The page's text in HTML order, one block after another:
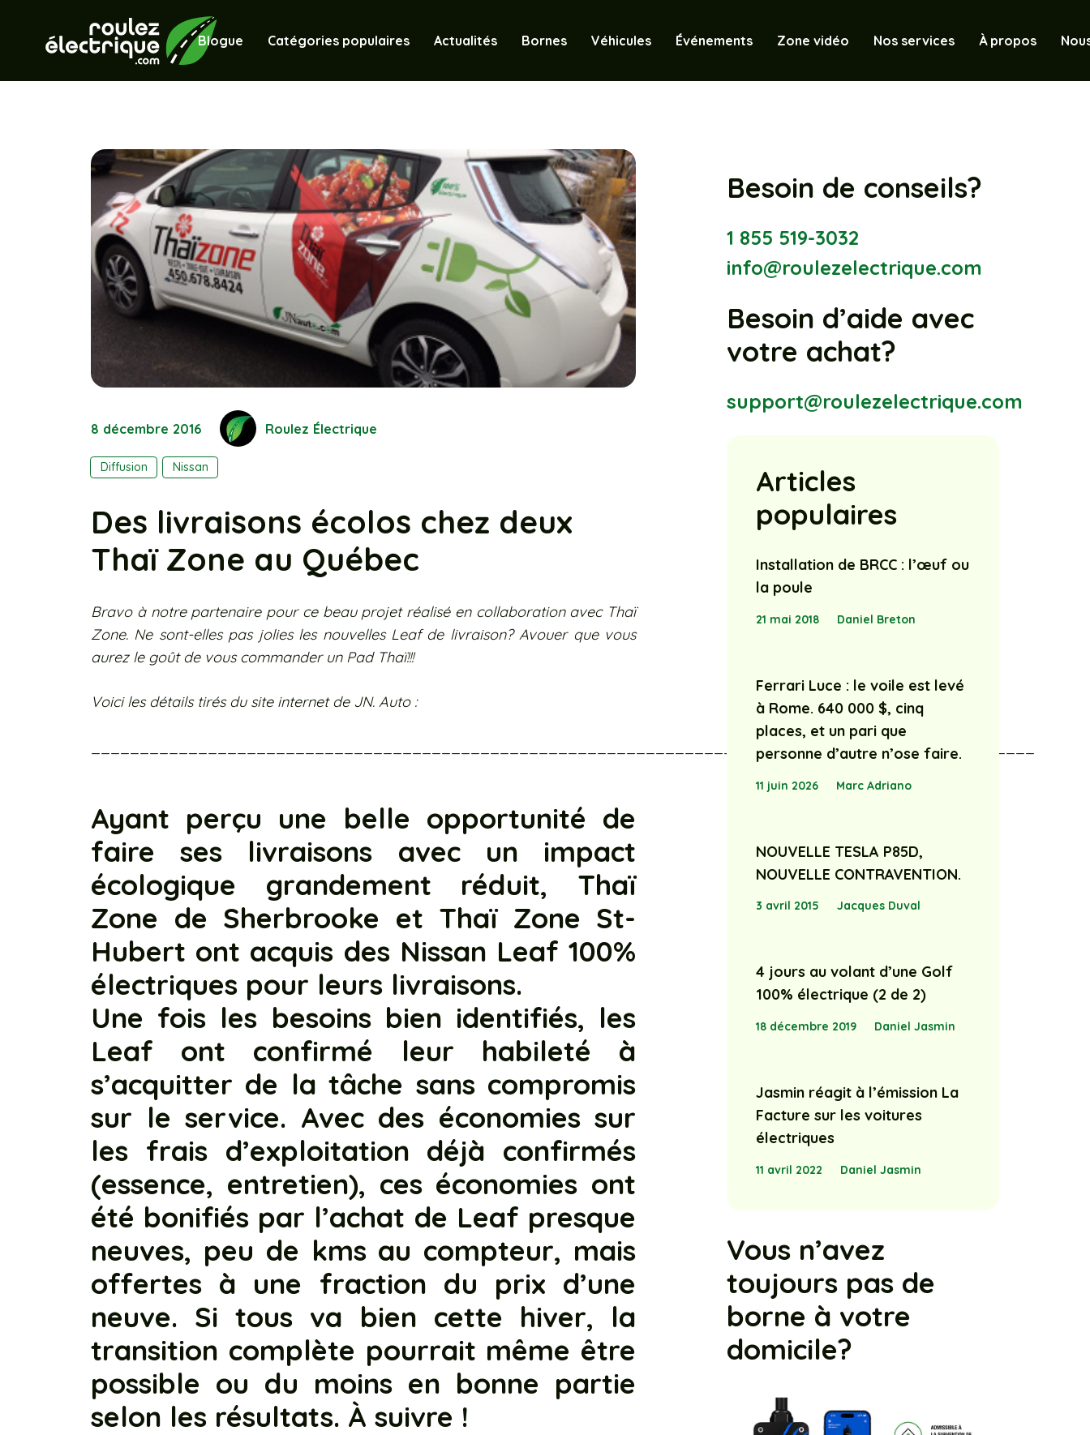
Blogue Catégories populaires Actualités Bornes Véhicules Événements Zone vidéo Nos services À propos
8 décembre 2016 Roulez Électrique
Diffusion Nissan
Des livraisons écolos chez deux
Thaï Zone au Québec
Bravo à notre partenaire pour ce beau projet réalisé en collaboration avec Thaï
Zone. Ne sont-elles pas jolies les nouvelles Leaf de livraison? Avouer que vous
aurez le goût de vous commander un Pad Thaï!!!
Voici les détails tirés du site internet de JN. Auto :
_________________________________________________________________________________________________
Ayant perçu une belle opportunité de
faire ses livraisons avec un impact
écologique grandement réduit, Thaï
Zone de Sherbrooke et Thaï Zone St-
Hubert ont acquis des Nissan Leaf 100%
électriques pour leurs livraisons.
Une fois les besoins bien identifiés, les
Leaf ont confirmé leur habileté à
s’acquitter de la tâche sans compromis
sur le service. Avec des économies sur
les frais d’exploitation déjà confirmés
(essence, entretien), ces économies ont
été bonifiés par l’achat de Leaf presque
neuves, peu de kms au compteur, mais
offertes à une fraction du prix d’une
neuve. Si tous va bien cette hiver, la
transition complète pourrait même être
possible ou du moins en bonne partie
selon les résultats. À suivre !
Besoin de conseils?
1 855 519-3032
info@roulezelectrique.com
Besoin d’aide avec
votre achat?
support@roulezelectrique.com
Articles
populaires
Installation de BRCC : l’œuf ou
la poule
21 mai 2018 Daniel Breton
Ferrari Luce : le voile est levé
à Rome. 640 000 $, cinq
places, et un pari que
personne d’autre n’ose faire.
11 juin 2026 Marc Adriano
NOUVELLE TESLA P85D,
NOUVELLE CONTRAVENTION.
3 avril 2015 Jacques Duval
4 jours au volant d’une Golf
100% électrique (2 de 2)
18 décembre 2019 Daniel Jasmin
Jasmin réagit à l’émission La
Facture sur les voitures
électriques
11 avril 2022 Daniel Jasmin
Vous n’avez
toujours pas de
borne à votre
domicile?